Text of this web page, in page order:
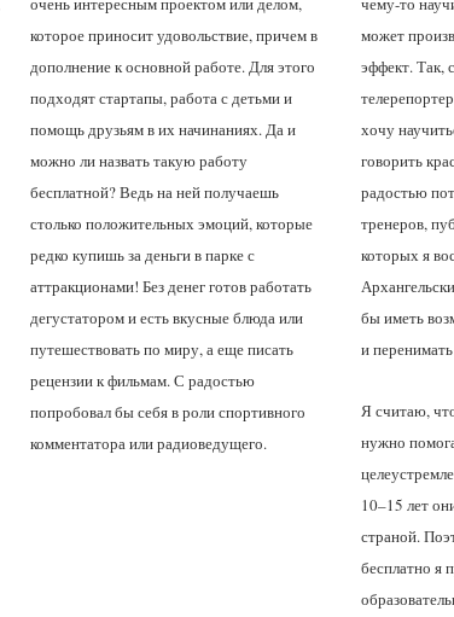
которое приносит удовольствие, причем в
дополнение к основной работе. Для этого
подходят стартапы, работа с детьми и
помощь друзьям в их начинаниях. Да и
можно ли назвать такую работу
бесплатной? Ведь на ней получаешь
столько положительных эмоций, которые
редко купишь за деньги в парке с
аттракционами! Без денег готов работать
дегустатором и есть вкусные блюда или
путешествовать по миру, а еще писать
рецензии к фильмам. С радостью
попробовал бы себя в роли спортивного
комментатора или радиоведущего.
может
эффект. Так,
хочу
говорить
радостью
тренеров,
которых я
бы иметь
и
Я считаю,
нужно
10–15 лет
страной.
бесплатно я